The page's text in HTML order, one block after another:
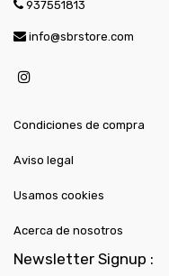
937551813
info@sbrstore.com
Condiciones de compra
Aviso legal
Usamos cookies
Acerca de nosotros
Newsletter Signup :